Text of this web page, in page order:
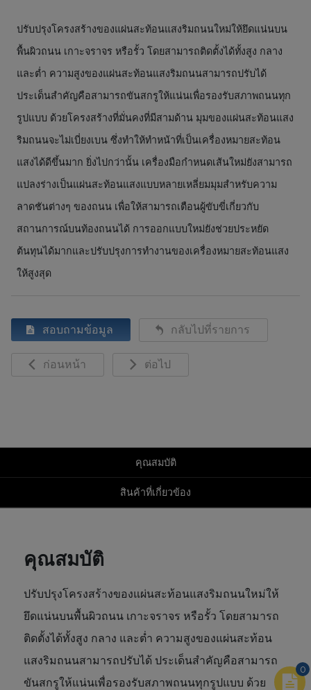
ปรับปรุงโครงสร้างของแผ่นสะท้อนแสงริมถนนใหม่ให้ยึดแน่นบน
พื้นผิวถนน เกาะจราจร หรือรั้ว โดยสามารถติดตั้งได้ทั้งสูง กลาง
และต่ำ ความสูงของแผ่นสะท้อนแสงริมถนนสามารถปรับได้
ประเด็นสำคัญคือสามารถขันสกรูให้แน่นเพื่อรองรับสภาพถนนทุก
รูปแบบ ด้วยโครงสร้างที่มั่นคงที่มีสามด้าน มุมของแผ่นสะท้อนแสง
ริมถนนจะไม่เบี่ยงเบน ซึ่งทำให้ทำหน้าที่เป็นเครื่องหมายสะท้อน
แสงได้ดีขึ้นมาก ยิ่งไปกว่านั้น เครื่องมือกำหนดเส้นใหม่ยังสามารถ
แปลงร่างเป็นแผ่นสะท้อนแสงแบบหลายเหลี่ยมมุมสำหรับความ
ลาดชันต่างๆ ของถนน เพื่อให้สามารถเตือนผู้ขับขี่เกี่ยวกับ
สถานการณ์บนท้องถนนได้ การออกแบบใหม่ยังช่วยประหยัด
ต้นทุนได้มากและปรับปรุงการทำงานของเครื่องหมายสะท้อนแสง
ให้สูงสุด
สอบถามข้อมูล กลับไปที่รายการ
ก่อนหน้า ต่อไป
คุณสมบัติ
สินค้าที่เกี่ยวข้อง
คุณสมบัติ
ปรับปรุงโครงสร้างของแผ่นสะท้อนแสงริมถนนใหม่ให้
ยึดแน่นบนพื้นผิวถนน เกาะจราจร หรือรั้ว โดยสามารถ
ติดตั้งได้ทั้งสูง กลาง และต่ำ ความสูงของแผ่นสะท้อน
แสงริมถนนสามารถปรับได้ ประเด็นสำคัญคือสามารถ
ขันสกรูให้แน่นเพื่อรองรับสภาพถนนทุกรูปแบบ ด้วย
0